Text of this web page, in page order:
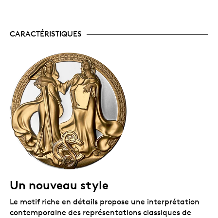
La pièce est encapsulée et présentée dans un boîtier
à double coque noir orné du logo de la Monnaie royale
canadienne. Le boîtier est assorti d’une boîte
protectrice noire.
CARACTÉRISTIQUES
Un nouveau style
Le motif riche en détails propose une interprétation
contemporaine des représentations classiques de